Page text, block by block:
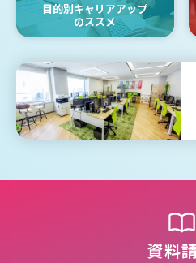
目的別キャリアアップ
のススメ
資料